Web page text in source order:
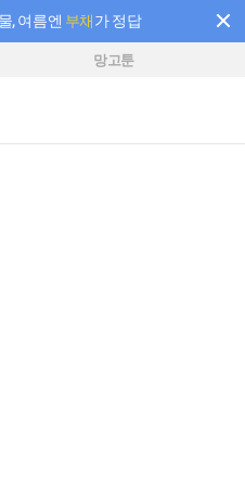
, 여름엔 부채가 정답
하세요! 새로워진 AI 부스터 요금제
망고툰